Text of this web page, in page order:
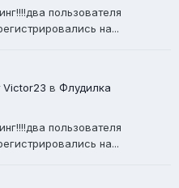
пользователя
на...
Victor23 в Флудилка
пользователя
на...